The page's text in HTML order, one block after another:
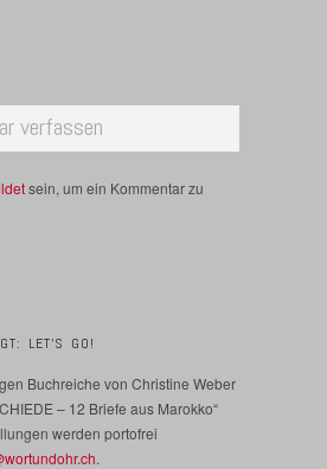
verfassen
sein, um ein Kommentar zu
LET’S GO!
Buchreiche von Christine Weber
– 12 Briefe aus Marokko“
werden portofrei
.